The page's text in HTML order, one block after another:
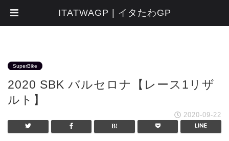
SuperBike
2020 SBK バルセロナ【レース1リザ
ルト】
2020-09-22
ITATWAGP | イタたわGP